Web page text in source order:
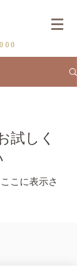
試しく
こに表示さ